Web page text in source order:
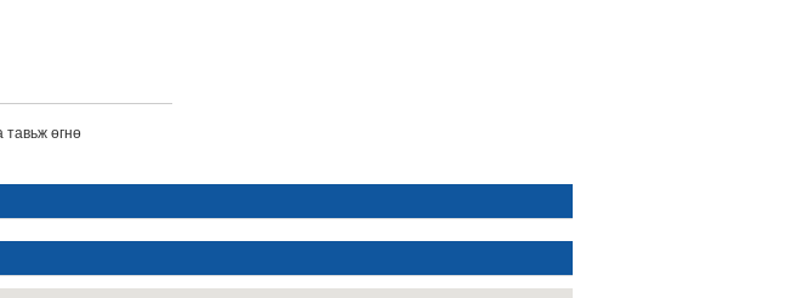
тавьж өгнө